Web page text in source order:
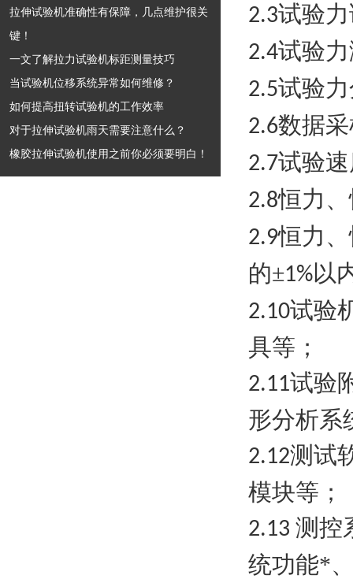
拉伸试验机准确性有保障，几点维护很关
键！
一文了解拉力试验机标距测量技巧
当试验机位移系统异常如何维修？
如何提高扭转试验机的工作效率
对于拉伸试验机雨天需要注意什么？
橡胶拉伸试验机使用之前你必须要明白！
2.3试验
2.4试验
2.5试验
2.6数据
2.7试验
2.8恒力
2.9恒力
的±1%以
2.10试验
具等；
2.11试验
形分析系
2.12测试
模块等；
2.13 测控
统功能*